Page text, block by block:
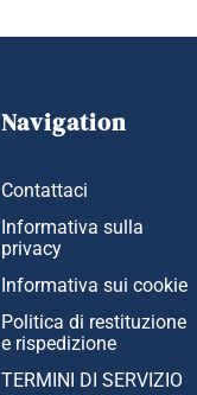
Navigation
Contattaci
Informativa sulla
privacy
Informativa sui cookie
Politica di restituzione
e rispedizione
TERMINI DI SERVIZIO